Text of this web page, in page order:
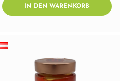
IN DEN WARENKORB ADDTOCART